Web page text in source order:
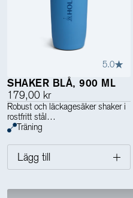
5.0
SHAKER BLÅ, 900 ML
179,00 kr
Robust och läckagesäker shaker i
rostfritt stål
Träning
Lägg till